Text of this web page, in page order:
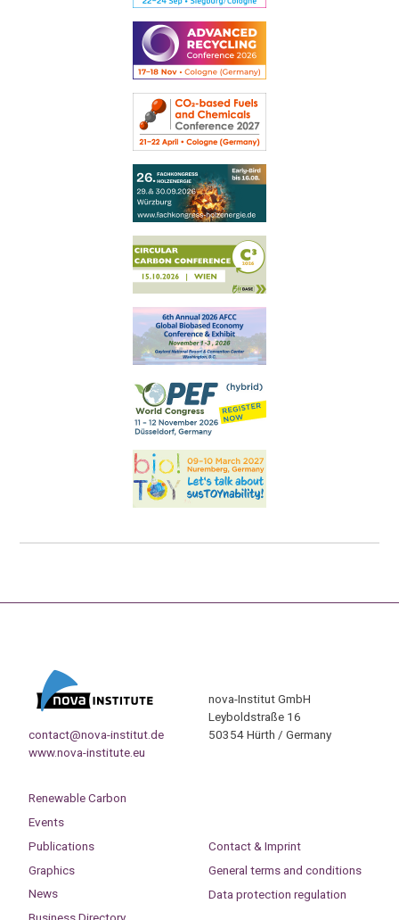
contact@nova-institut.de
www.nova-institute.eu
nova-Institut GmbH
Leyboldstraße 16
50354 Hürth / Germany
Renewable Carbon
Events
Publications
Graphics
News
Contact & Imprint
General terms and conditions
Data protection regulation